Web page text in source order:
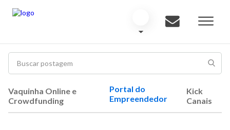
Vaquinha Online e
Crowdfunding
Portal do
Empreendedor
Kick
Canais